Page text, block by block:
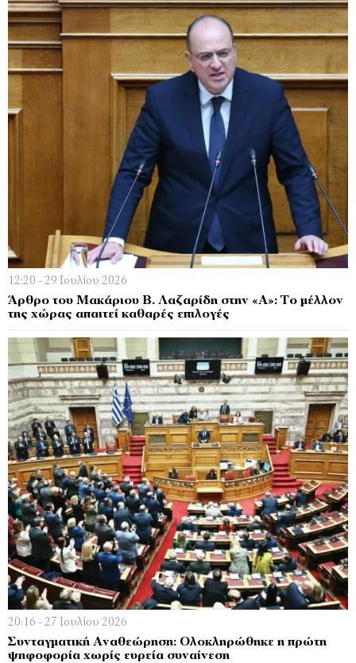
12:20 - 29 Ιουλίου 2026
Άρθρο του Μακάριου Β. Λαζαρίδη στην «Α»: Το μέλλον
της χώρας απαιτεί καθαρές επιλογές
20:16 - 27 Ιουλίου 2026
Συνταγματική Αναθεώρηση: Ολοκληρώθηκε η πρώτη
ψηφοφορία χωρίς ευρεία συναίνεση